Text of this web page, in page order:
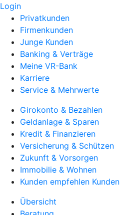
Login
Privatkunden
Firmenkunden
Junge Kunden
Banking & Verträge
Meine VR-Bank
Karriere
Service & Mehrwerte
Girokonto & Bezahlen
Geldanlage & Sparen
Kredit & Finanzieren
Versicherung & Schützen
Zukunft & Vorsorgen
Immobilie & Wohnen
Kunden empfehlen Kunden
Übersicht